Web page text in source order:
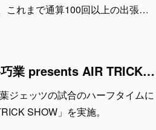
これまで通算100回以上の出張…
1月20日 & 21日「鎌ケ谷巧業 presents AIR TRICK SHOW」出演者紹介
ジェッツの試合のハーフタイムに
SHOW」を実施。